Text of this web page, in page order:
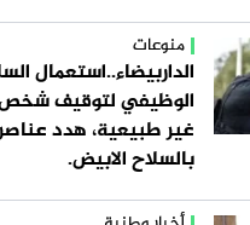
منوعات
الداربيضاء..استعمال
الوظيفي لتوقيف
غير طبيعية، هدد
بالسلاح الابيض.